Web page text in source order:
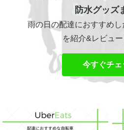
防水グッズ
雨の日の配達におすすめ
を紹介&レビュ
今すぐチェ